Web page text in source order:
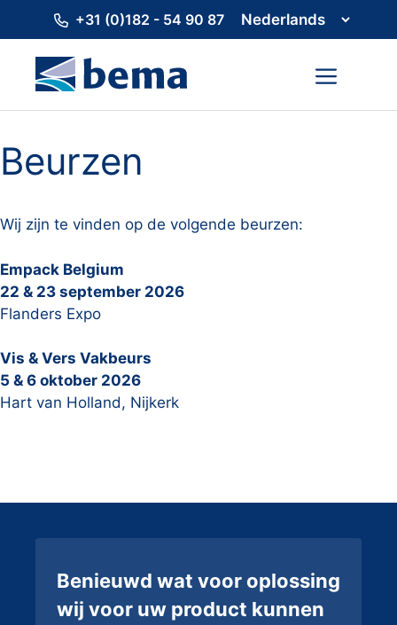
inhoud
+31 (0)182 - 54 90 87
Menu
Beurzen
Wij zijn te vinden op de volgende beurzen:
Empack Belgium
22 & 23 september 2026
Flanders Expo
Vis & Vers Vakbeurs
5 & 6 oktober 2026
Hart van Holland, Nijkerk
Benieuwd wat voor oplossing
wij voor uw product kunnen